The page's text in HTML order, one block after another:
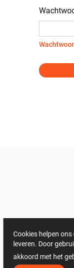
Cookies helpen
leveren. Door
akkoord met het